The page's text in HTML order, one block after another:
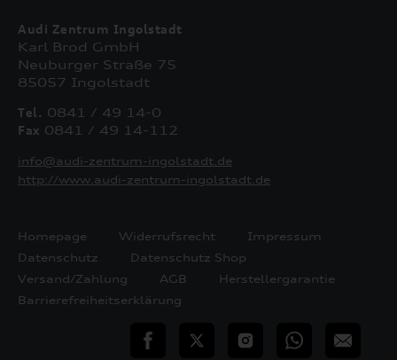
Audi Zentrum Ingolstadt
Karl Brod GmbH
Neuburger Straße 75
85057 Ingolstadt
Tel. 0841 / 49 14-0
Fax 0841 / 49 14-112
info@audi-zentrum-ingolstadt.de
http://www.audi-zentrum-ingolstadt.de
Homepage Widerrufsrecht
Impressum
Datenschutz
Datenschutz Shop
Versand/Zahlung
AGB
Herstellergarantie
Barrierefreiheitserklärung
teilen Twitter InstagramWhatsApp
E-